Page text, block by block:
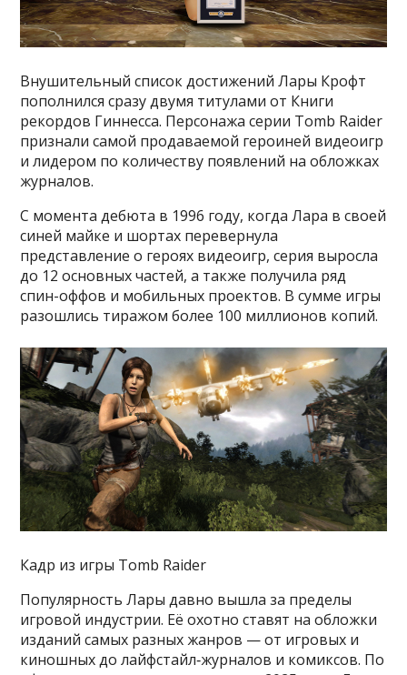
Внушительный список достижений Лары Крофт
пополнился сразу двумя титулами от Книги
рекордов Гиннесса. Персонажа серии Tomb Raider
признали самой продаваемой героиней видеоигр
и лидером по количеству появлений на обложках
журналов.
С момента дебюта в 1996 году, когда Лара в своей
синей майке и шортах перевернула
представление о героях видеоигр, серия выросла
до 12 основных частей, а также получила ряд
спин-оффов и мобильных проектов. В сумме игры
разошлись тиражом более 100 миллионов копий.
Кадр из игры Tomb Raider
Популярность Лары давно вышла за пределы
игровой индустрии. Её охотно ставят на обложки
изданий самых разных жанров — от игровых и
киношных до лайфстайл‑журналов и комиксов. По